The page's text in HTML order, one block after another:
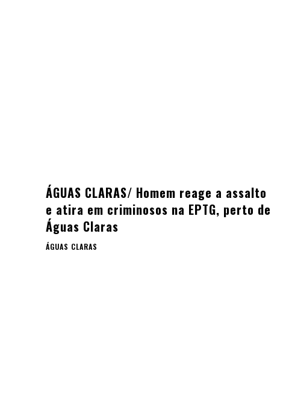
ÁGUAS CLARAS/ Homem reage a assalto
e atira em criminosos na EPTG, perto de
Águas Claras
ÁGUAS CLARAS